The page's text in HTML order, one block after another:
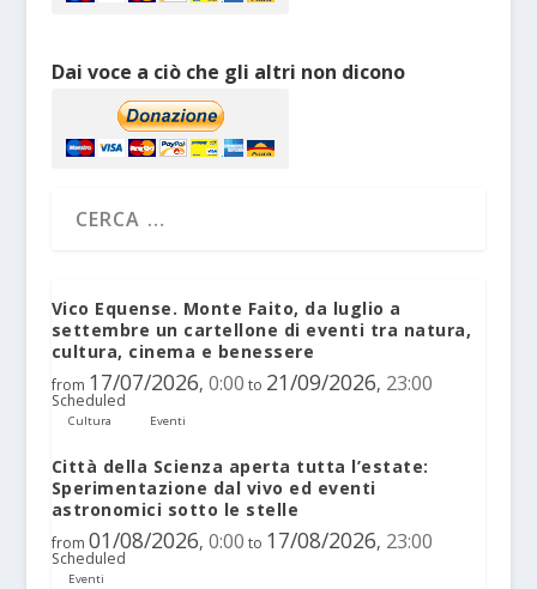
Dai voce a ciò che gli altri non dicono
Vico Equense. Monte Faito, da luglio a
settembre un cartellone di eventi tra natura,
cultura, cinema e benessere
from 17/07/2026, 0:00 to 21/09/2026, 23:00
Scheduled
Cultura Eventi
Città della Scienza aperta tutta l’estate:
Sperimentazione dal vivo ed eventi
astronomici sotto le stelle
from 01/08/2026, 0:00 to 17/08/2026, 23:00
Scheduled
Eventi